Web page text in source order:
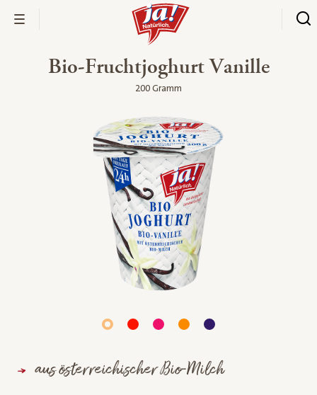
Bio-Fruchtjoghurt Vanille
200 Gramm
aus österreichischer Bio-Milch